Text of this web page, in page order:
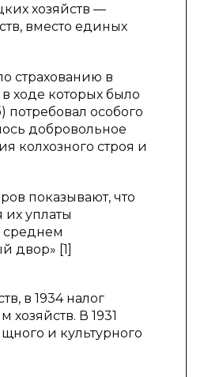
хозяйств —
вместо единых
страхованию в
ходе которых было
особого
добровольное
колхозного строя и
показывают, что
уплаты
среднем
двор» [1]
в 1934 налог
В 1931
и культурного